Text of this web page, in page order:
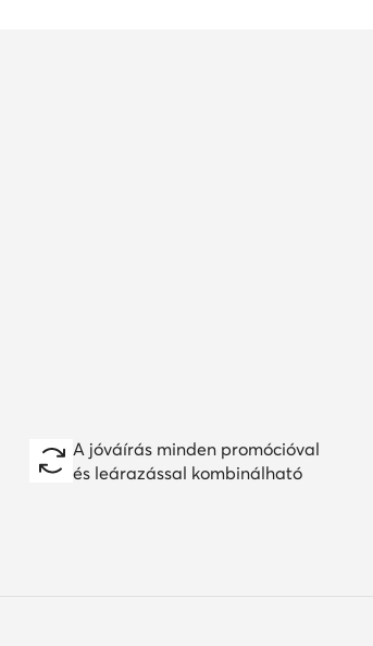
A jóváírás minden promócióval
és leárazással kombinálható